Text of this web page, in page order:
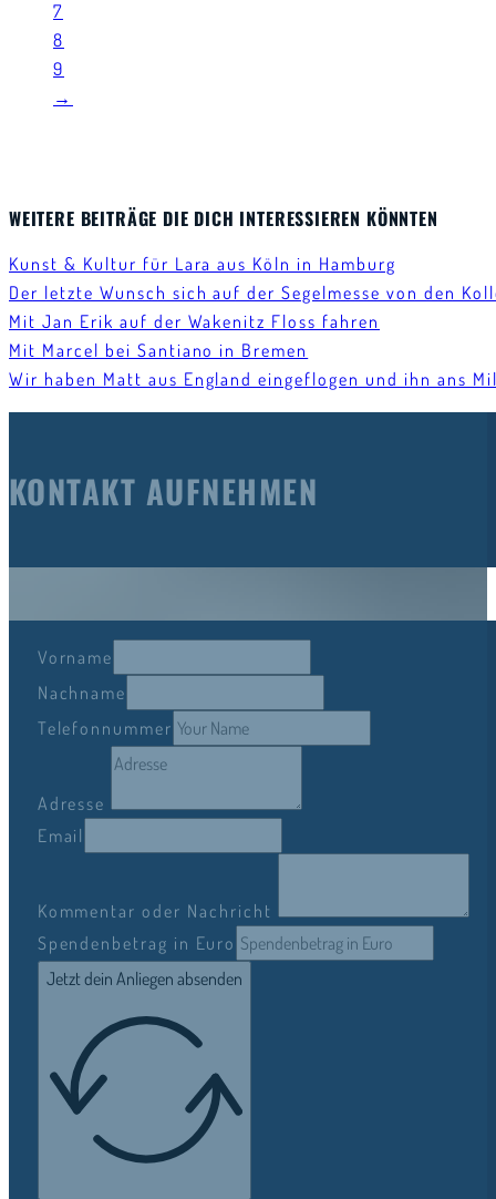
7
8
9
→
WEITERE BEITRÄGE DIE DICH INTERESSIEREN KÖNNTEN
Kunst & Kultur für Lara aus Köln in Hamburg
Der letzte Wunsch sich auf der Segelmesse von den
Mit Jan Erik auf der Wakenitz Floss fahren
Mit Marcel bei Santiano in Bremen
Wir haben Matt aus England eingeflogen und ihn ans
KONTAKT AUFNEHMEN
Vorname
Nachname
Telefonnummer
Adresse
Email
Kommentar oder Nachricht
Spendenbetrag in Euro
Jetzt dein Anliegen absenden